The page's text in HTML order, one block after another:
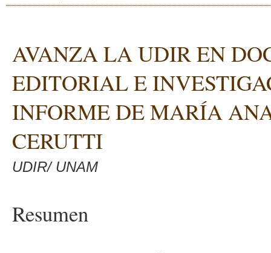
AVANZA LA UDIR EN
EDITORIAL E
INFORME DE MARÍA
CERUTTI
UDIR/ UNAM
Resumen